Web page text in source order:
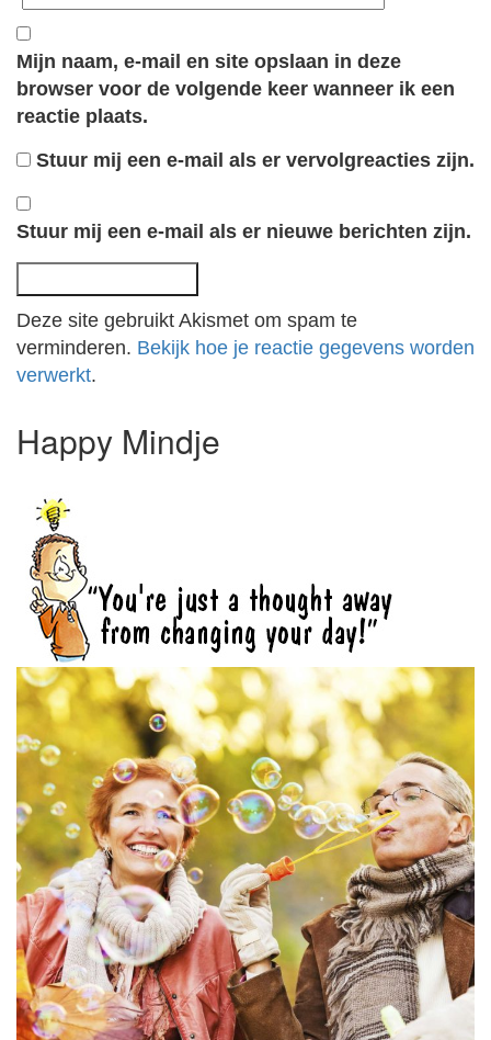
Mijn naam, e-mail en site opslaan in deze
browser voor de volgende keer wanneer ik een
reactie plaats.
Stuur mij een e-mail als er vervolgreacties zijn.
Stuur mij een e-mail als er nieuwe berichten zijn.
Deze site gebruikt Akismet om spam te
verminderen. Bekijk hoe je reactie gegevens worden
verwerkt.
Happy Mindje